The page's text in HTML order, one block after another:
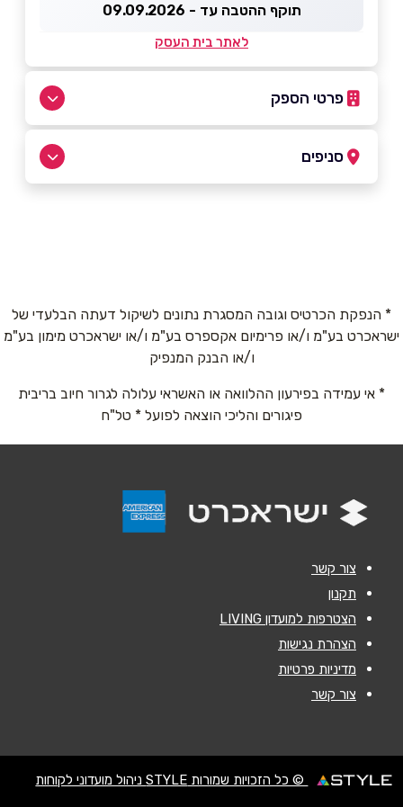
תוקף ההטבה עד - 09.09.2026
לאתר בית העסק
פרטי הספק
באתר
טלפון*
אימייל*
סניפים
* הנפקת הכרטיס וגובה המסגרת נתונים לשיקול דעתה הבלעדי של
ישראכרט בע"מ ו/או פרימיום אקספרס בע"מ ו/או ישראכרט מימון בע"מ
ו/או הבנק המנפיק
* אי עמידה בפירעון ההלוואה או האשראי עלולה לגרור חיוב בריבית
פיגורים והליכי הוצאה לפועל * טל"ח
צור קשר
תקנון
הצטרפות למועדון LIVING
הצהרת נגישות
מדיניות פרטיות
צור קשר
© כל הזכויות שמורות STYLE ניהול מועדוני לקוחות